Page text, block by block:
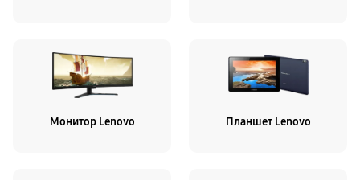
Монитор Lenovo Планшет Lenovo